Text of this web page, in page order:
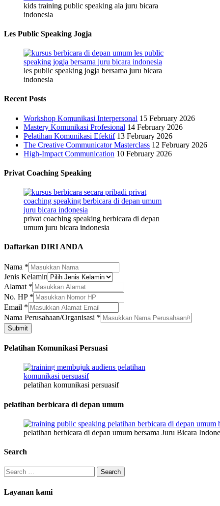
kids training public speaking ala juru bicara
indonesia
Les Public Speaking Jogja
les public speaking jogja bersama juru bicara
indonesia
Recent Posts
Workshop Komunikasi Interpersonal 15 February 2026
Mastery Komunikasi Profesional 14 February 2026
Pelatihan Komunikasi Efektif 13 February 2026
The Creative Communicator Masterclass 12 February 2026
High-Impact Communication 10 February 2026
Privat Coaching Speaking
privat coaching speaking berbicara di depan
umum juru bicara indonesia
Daftarkan DIRI ANDA
Nama *
Jenis Kelamin
Nama
Alamat
Jenis
Alamat *
No. HP *
Email *
Nama Perusahaan/Organisasi *
Submit
Pelatihan Komunikasi Persuasi
pelatihan komunikasi persuasif
pelatihan berbicara di depan umum
pelatihan berbicara di depan umum bersama Juru Bicara
Search
Search
for:
Layanan kami